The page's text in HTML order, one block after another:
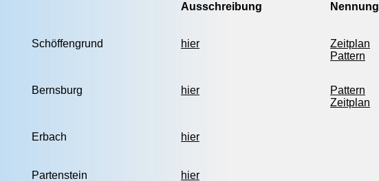
Ausschreibung Nennung
Schöffengrund hier
Zeitplan
Pattern
Bernsburg hier
Pattern
Zeitplan
Erbach hier
Partenstein hier